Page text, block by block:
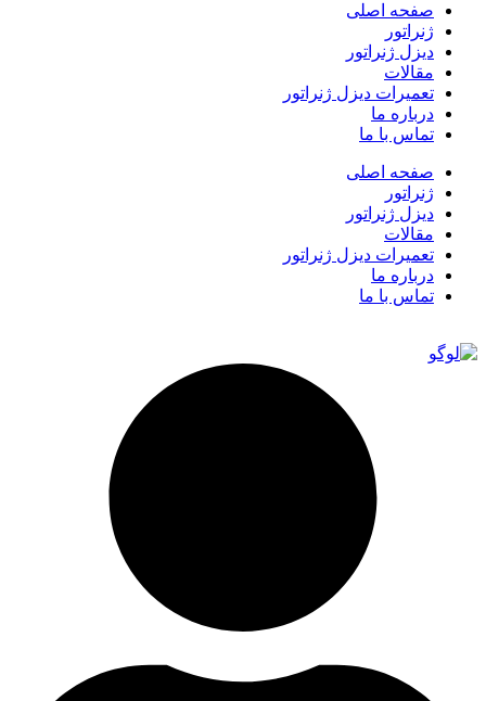
صفحه اصلی
ژنراتور
دیزل ژنراتور
مقالات
تعمیرات دیزل ژنراتور
درباره ما
تماس با ما
صفحه اصلی
ژنراتور
دیزل ژنراتور
مقالات
تعمیرات دیزل ژنراتور
درباره ما
تماس با ما